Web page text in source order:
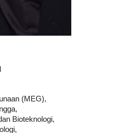
(MEG),
Bioteknologi,